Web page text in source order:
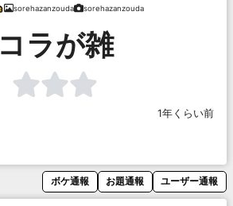
sorehazanzouda sorehazanzouda
コラが雑
1年くらい前
ボケ通報 お題通報 ユーザー通報